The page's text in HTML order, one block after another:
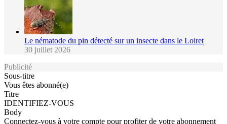
Le nématode du pin détecté sur un insecte dans le Loiret
30 juillet 2026
Publicité
Sous-titre
Vous êtes abonné(e)
Titre
IDENTIFIEZ-VOUS
Body
Connectez-vous à votre compte pour profiter de votre abonnement